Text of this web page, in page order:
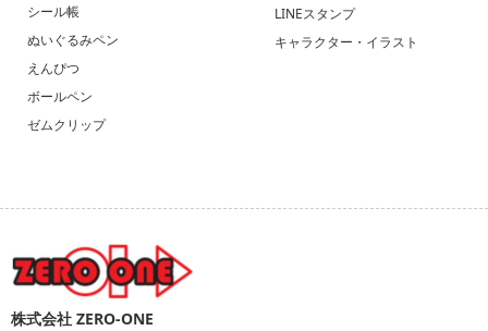
シール帳
ぬいぐるみペン
えんぴつ
ボールペン
ゼムクリップ
LINEスタンプ
キャラクター・イラスト
株式会社 ZERO-ONE